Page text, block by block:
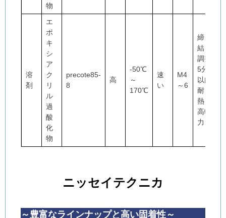
物
溶
剤
エ
ポ
キ
シ
ア
ク
リ
ル
過
酸
化
物
precote85-
8
高
-50℃
～
170℃
速
い
M4
～6
締
結・
調整
5分
以内
耐
熱・
高軸
力
ニッセイテクニカ
～豊富なラインナップと高い固着性～